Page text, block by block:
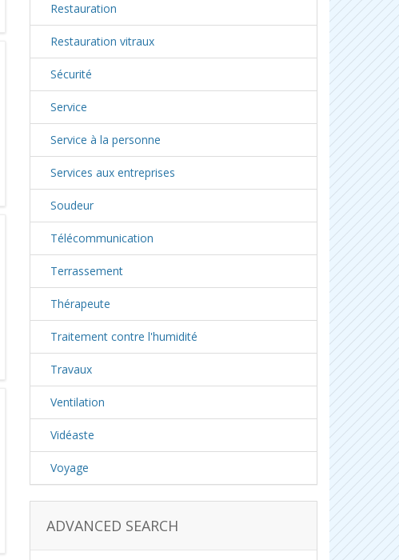
Restauration
Restauration vitraux
Sécurité
Service
Service à la personne
Services aux entreprises
Soudeur
Télécommunication
Terrassement
Thérapeute
Traitement contre l'humidité
Travaux
Ventilation
Vidéaste
Voyage
ADVANCED SEARCH